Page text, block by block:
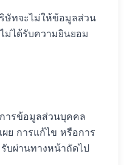
ษัทจะไม่ให้ข้อมูลส่วน
ได้รับความยินยอม
ารข้อมูลส่วนบุคคล
ย การแก้ไข หรือการ
บผ่านทางหน้าถัดไป